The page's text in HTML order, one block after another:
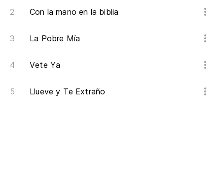
Con la mano en la biblia
La Pobre Mía
Vete Ya
Llueve y Te Extraño